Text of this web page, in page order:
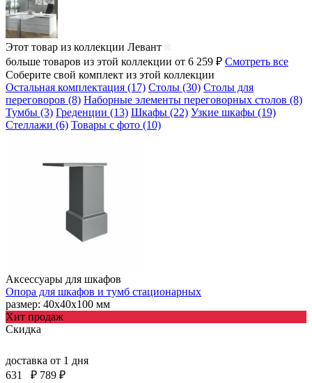
Этот товар из коллекции Левант
больше товаров из этой коллекции от 6 259 ₽ Смотреть все
Соберите свой комплект из этой коллекции
Остальная комплектация (17) Столы (30) Столы для
переговоров (8) Наборные элементы переговорных столов (8)
Тумбы (3) Греденции (13) Шкафы (22) Узкие шкафы (19)
Стеллажи (6) Товары с фото (10)
Аксессуары для шкафов
Опора для шкафов и тумб стационарных
размер: 40х40х100 мм
Хит продаж
Скидка
доставка от 1 дня
631
₽ 789 ₽